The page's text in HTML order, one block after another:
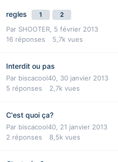
regles 1 2
Par SHOOTER 5 février 2013
16 réponses 5,7k vues
Interdit ou pas
Par biscacool40 30 janvier 2013
5 réponses 2,7k vues
C'est quoi ça?
Par biscacool40 21 janvier 2013
2 réponses 8,5k vues